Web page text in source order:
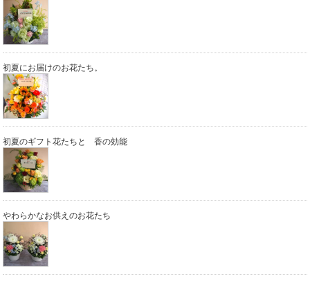
初夏にお届けのお花たち。
初夏のギフト花たちと 香の効能
やわらかなお供えのお花たち